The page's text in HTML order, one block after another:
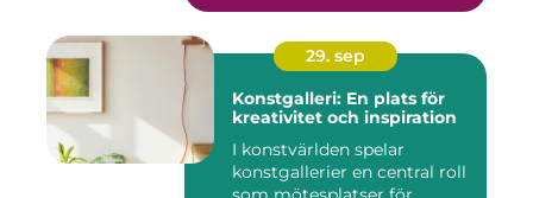
29. sep
Konstgalleri: En plats för
kreativitet och inspiration
I konstvärlden spelar
konstgallerier en central roll